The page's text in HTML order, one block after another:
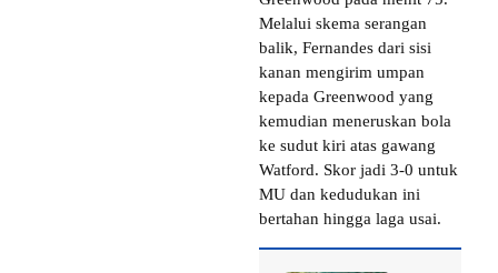
Melalui skema serangan
balik, Fernandes dari sisi
kanan mengirim umpan
kepada Greenwood yang
kemudian meneruskan bola
ke sudut kiri atas gawang
Watford. Skor jadi 3-0 untuk
MU dan kedudukan ini
bertahan hingga laga usai.